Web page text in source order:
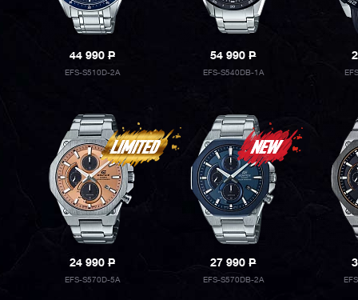
44 990P
EFS-S510D-2A
54 990P
EFS-S540DB-1A
24 990P
EFS-S570D-5A
27 990P
EFS-S570DB-2A